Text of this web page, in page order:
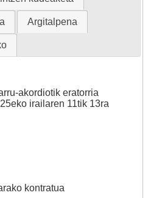
Argitalpena
akordiotik eratorria
irailaren 11tik 13ra
kontratua